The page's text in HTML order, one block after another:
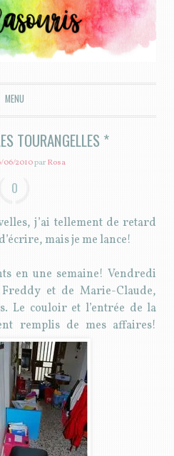
MENU
TOURANGELLES *
06/2010parRosa
0
j’ai tellement de retard
mais je me lance!
en une semaine! Vendredi
et de Marie-Claude,
Le couloir et l’entrée de la
remplis de mes affaires!